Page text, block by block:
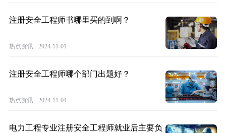
注册安全工程师书哪里买的到啊？
热点资讯 · 2024-11-01
注册安全工程师哪个部门出题好？
热点资讯 · 2024-11-04
电力工程专业注册安全工程师就业后主要负